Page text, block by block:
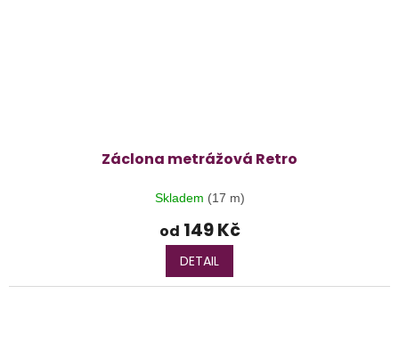
Záclona metrážová Retro
Skladem (17 m)
od 149 Kč
DETAIL